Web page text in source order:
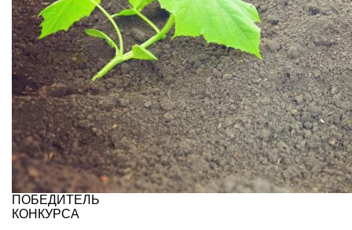
ПОБЕДИТЕЛЬ
КОНКУРСА